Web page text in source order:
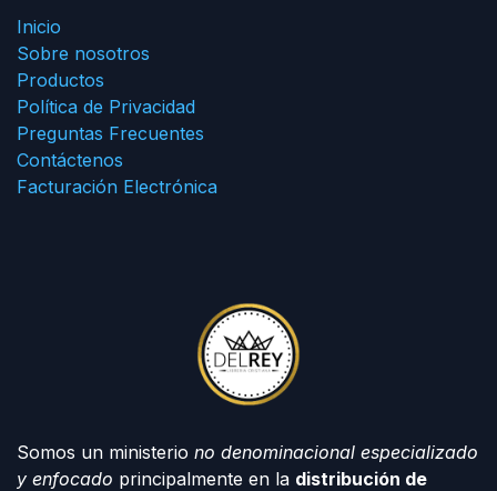
Inicio
Sobre nosotros
Productos
Política de Privacidad
Preguntas Frecuentes
Contáctenos
Facturación Electrónica
Somos un ministerio no denominacional especializado
y enfocado principalmente en la distribución de